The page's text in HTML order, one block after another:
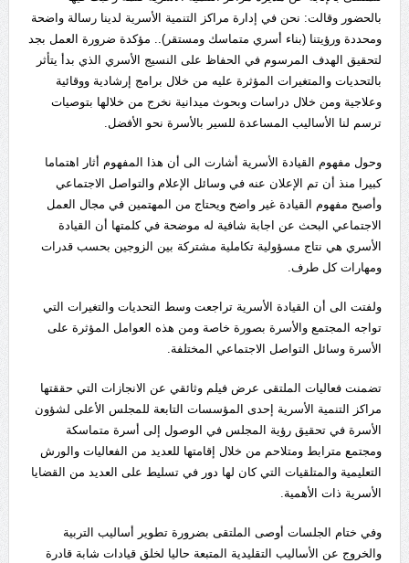
بالحضور وقالت: نحن في إدارة مراكز التنمية الأسرية لدينا رسالة واضحة
ومحددة ورؤيتنا (بناء أسري متماسك ومستقر).. مؤكدة ضرورة العمل بجد
لتحقيق الهدف المرسوم في الحفاظ على النسيج الأسري الذي بدأ يتأثر
بالتحديات والمتغيرات المؤثرة عليه من خلال برامج إرشادية ووقائية
وعلاجية ومن خلال دراسات وبحوث ميدانية نخرج من خلالها بتوصيات
ترسم لنا الأساليب المساعدة للسير بالأسرة نحو الأفضل.
وحول مفهوم القيادة الأسرية أشارت الى أن هذا المفهوم أثار اهتماما
كبيرا منذ أن تم الإعلان عنه في وسائل الإعلام والتواصل الاجتماعي
وأصبح مفهوم القيادة غير واضح ويحتاج من المهتمين في مجال العمل
الاجتماعي البحث عن اجابة شافية له موضحة في كلمتها أن القيادة
الأسري هي نتاج مسؤولية تكاملية مشتركة بين الزوجين بحسب قدرات
ومهارات كل طرف.
ولفتت الى أن القيادة الأسرية تراجعت وسط التحديات والتغيرات التي
تواجه المجتمع والأسرة بصورة خاصة ومن هذه العوامل المؤثرة على
الأسرة وسائل التواصل الاجتماعي المختلفة.
تضمنت فعاليات الملتقى عرض فيلم وثائقي عن الانجازات التي حققتها
مراكز التنمية الأسرية إحدى المؤسسات التابعة للمجلس الأعلى لشؤون
الأسرة في تحقيق رؤية المجلس في الوصول إلى أسرة متماسكة
ومجتمع مترابط ومتلاحم من خلال إقامتها للعديد من الفعاليات والورش
التعليمية والمتلقيات التي كان لها دور في تسليط على العديد من القضايا
الأسرية ذات الأهمية.
وفي ختام الجلسات أوصى الملتقى بضرورة تطوير أساليب التربية
والخروج عن الأساليب التقليدية المتبعة حاليا لخلق قيادات شابة قادرة